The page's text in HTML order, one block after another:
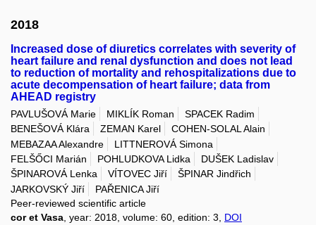
2018
Increased dose of diuretics correlates with severity of
heart failure and renal dysfunction and does not lead
to reduction of mortality and rehospitalizations due to
acute decompensation of heart failure; data from
AHEAD registry
PAVLUŠOVÁ Marie MIKLÍK Roman
SPACEK Radim
BENEŠOVÁ Klára
ZEMAN Karel
COHEN-SOLAL Alain
MEBAZAA Alexandre
LITTNEROVÁ Simona
FELŠŐCI Marián
POHLUDKOVA Lidka
DUŠEK Ladislav
ŠPINAROVÁ Lenka
VÍTOVEC Jiří
ŠPINAR Jindřich
JARKOVSKÝ Jiří
PAŘENICA Jiří
Peer-reviewed scientific article
cor et Vasa , year: 2018, volume: 60, edition: 3, DOI